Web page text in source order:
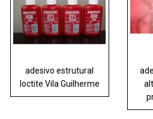
adesivo estrutural
loctite Vila Guilherme